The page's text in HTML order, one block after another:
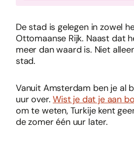
De stad is gelegen in zowel
Ottomaanse Rijk. Naast dat
meer dan waard is. Niet
stad.
Vanuit Amsterdam ben je al
uur over.Wist je dat je aan
om te weten, Turkije kent
de zomer één uur later.